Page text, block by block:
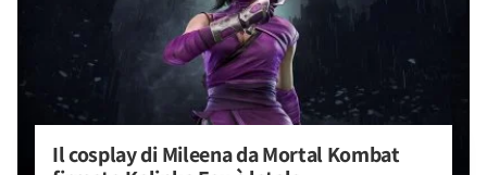
Il cosplay di Mileena da Mortal Kombat